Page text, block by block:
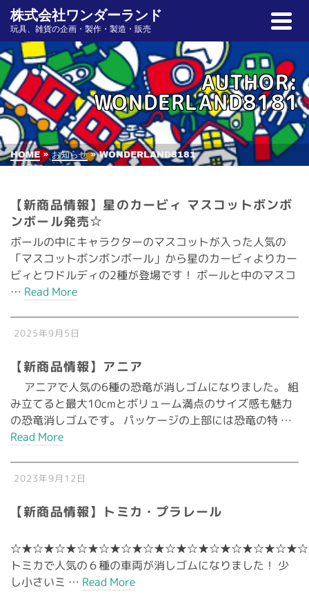
株式会社ワンダーランド
玩具、雑貨の企画・製作・製造・販売
AUTHOR:
WONDERLAND8181
HOME » お知らせ » WONDERLAND8181
【新商品情報】星のカービィ マスコットボンボ
ンボール発売☆
ボールの中にキャラクターのマスコットが入った人気の
「マスコットボンボンボール」から星のカービィよりカー
ビィとワドルディの2種が登場です！ ボールと中のマスコ
… Read More
2025年9月5日
【新商品情報】アニア
アニアで人気の6種の恐竜が消しゴムになりました。 組
み立てると最大10cmとボリューム満点のサイズ感も魅力
の恐竜消しゴムです。 パッケージの上部には恐竜の特 …
Read More
2023年9月12日
【新商品情報】トミカ・プラレール
トミカで人気の６種の車両が消しゴムになりました！ 少
し小さいミ … Read More